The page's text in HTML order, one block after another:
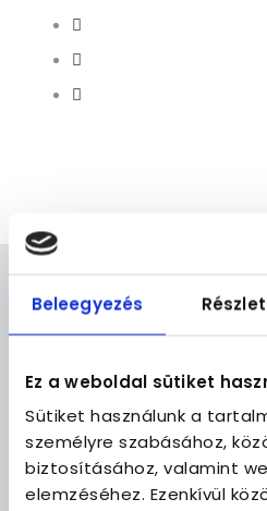
Beleegyezés
Ez a weboldal sütiket
Sütiket használunk a
személyre szabásához,
biztosításához, valamint
elemzéséhez. Ezenkívül
ABOUT US
property at us. Our CEO,
renting association in